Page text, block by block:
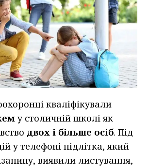
кваліфікували
у столичній школі як
двох і більше осіб. Під
у телефоні підлітка, який
виявили листування,